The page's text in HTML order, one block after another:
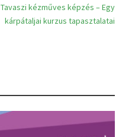
Tavaszi kézműves képzés – Egy
kárpátaljai kurzus tapasztalatai